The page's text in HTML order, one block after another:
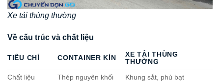
Xe tải thùng thường
Về cấu trúc và chất liệu
TIÊU CHÍ CONTAINER KÍN
XE TẢI THÙNG
THƯỜNG
Chất liệu
Thép nguyên khối Khung sắt, phủ bạt